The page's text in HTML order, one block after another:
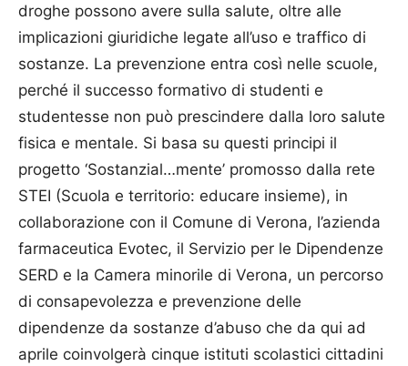
droghe possono avere sulla salute, oltre alle
implicazioni giuridiche legate all’uso e traffico di
sostanze. La prevenzione entra così nelle scuole,
perché il successo formativo di studenti e
studentesse non può prescindere dalla loro salute
fisica e mentale. Si basa su questi principi il
progetto ‘Sostanzial…mente’ promosso dalla rete
STEI (Scuola e territorio: educare insieme), in
collaborazione con il Comune di Verona, l’azienda
farmaceutica Evotec, il Servizio per le Dipendenze
SERD e la Camera minorile di Verona, un percorso
di consapevolezza e prevenzione delle
dipendenze da sostanze d’abuso che da qui ad
aprile coinvolgerà cinque istituti scolastici cittadini